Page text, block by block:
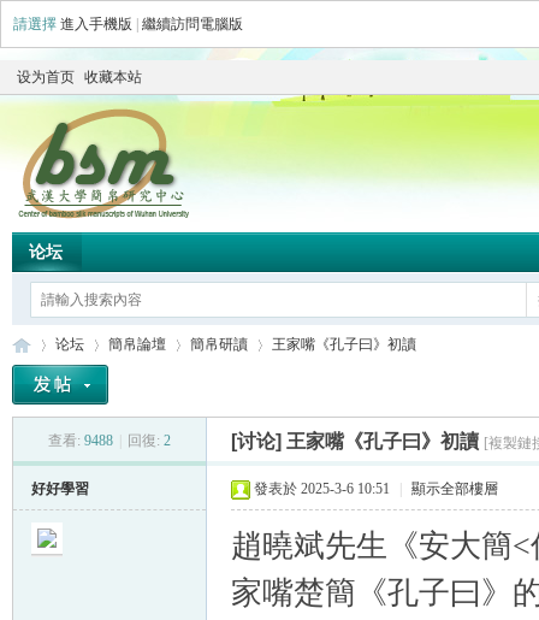
請選擇 進入手機版 繼續訪問電腦版
设为首页 收藏本站
论坛
论坛
›
簡帛論壇
›
簡帛研讀
›
王家嘴《孔子曰》初讀
查看: 9488 回復: 2 [讨论] 王家嘴《孔子曰》初讀 [複製鏈
好好學習 發表於 2025-3-6 10:51 顯示全部樓層
趙曉斌先生《安大簡
家嘴楚簡《孔子曰》